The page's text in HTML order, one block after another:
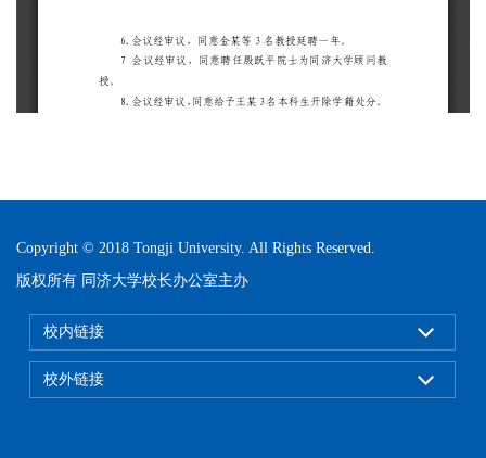
Copyright © 2018 Tongji University. All Rights Reserved.
版权所有 同济大学校长办公室主办